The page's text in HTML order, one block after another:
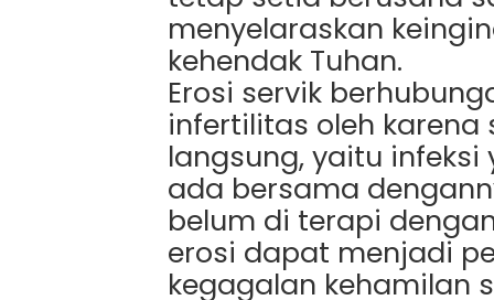
menyelaraskan
kehendak Tuhan.
Erosi servik
infertilitas oleh karena
langsung, yaitu
ada bersama
belum di terapi
erosi dapat menjadi
kegagalan kehamilan